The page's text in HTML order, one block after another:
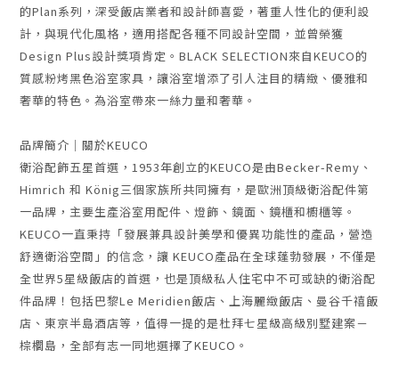
的Plan系列，深受飯店業者和設計師喜愛，著重人性化的便利設
計，與現代化風格，適用搭配各種不同設計空間，並曾榮獲
Design Plus設計獎項肯定。BLACK SELECTION來自KEUCO的
質感粉烤黑色浴室家具，讓浴室增添了引人注目的精緻、優雅和
奢華的特色。為浴室帶來一絲力量和奢華。
品牌簡介｜關於KEUCO
衛浴配飾五星首選，1953年創立的KEUCO是由Becker-Remy、
Himrich 和 König三個家族所共同擁有，是歐洲頂級衛浴配件第
一品牌，主要生產浴室用配件、燈飾、鏡面、鏡櫃和櫥櫃等。
KEUCO一直秉持「發展兼具設計美學和優異功能性的產品，營造
舒適衛浴空間」的信念，讓 KEUCO產品在全球蓬勃發展，不僅是
全世界5星級飯店的首選，也是頂級私人住宅中不可或缺的衛浴配
件品牌！包括巴黎Le Meridien飯店、上海麗緻飯店、曼谷千禧飯
店、東京半島酒店等，值得一提的是杜拜七星級高級別墅建案－
棕櫚島，全部有志一同地選擇了KEUCO。